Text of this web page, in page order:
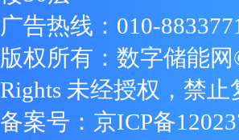
广告热线：010-
版权所有：数字储能
Rights 未经授权，禁
备案号： 京ICP备